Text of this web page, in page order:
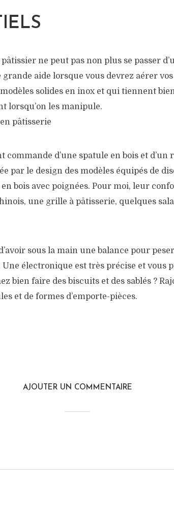
ne peut pas non plus se passer
grande aide lorsque vous devrez aérer
solides en inox et qui tiennent
lorsqu’on les manipule.
commande d’une spatule en bois et d’un
par le design des modèles équipés de
bois avec poignées. Pour moi, leur
une grille à pâtisserie, quelques
sous la main une balance pour
électronique est très précise et vous
bien faire des biscuits et des sablés ?
et de formes d’emporte-pièces.
AJOUTER UN COMMENTAIRE